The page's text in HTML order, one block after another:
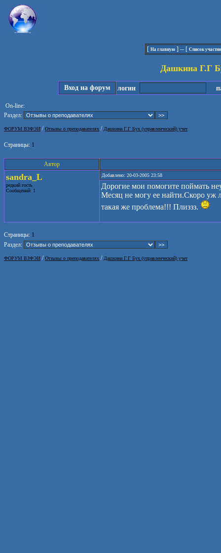
[ На главную ] -- [ Список
Дашкина Г.Г
Вход на форум логин
On-line:
Раздел:
ФОРУМ ВЗФЭИ /Отзывы о преподавателях / Дашкина Г.Г Бух (управленческий) учет
Страницы: 1
Автор
sandra_L
редкий гость
Сообщений: 1
Добавлено: 20-03-2005 23:58
Дорогие мои помогите поймать
Месяц не могу ее найти.Скоро уж
такая же проблема!!! Плиззз.
Страницы: 1
Раздел:
ФОРУМ ВЗФЭИ /Отзывы о преподавателях / Дашкина Г.Г Бух (управленческий) учет